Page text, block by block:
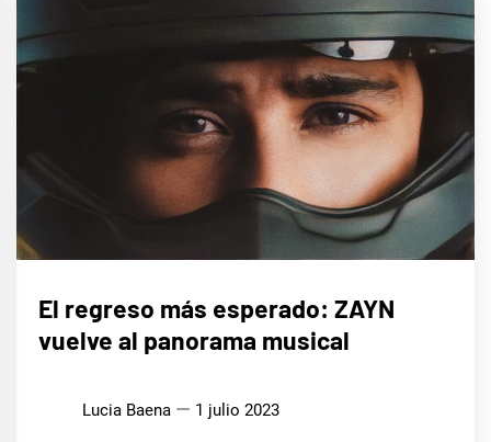
El regreso más esperado: ZAYN
vuelve al panorama musical
Lucia Baena 1 julio 2023